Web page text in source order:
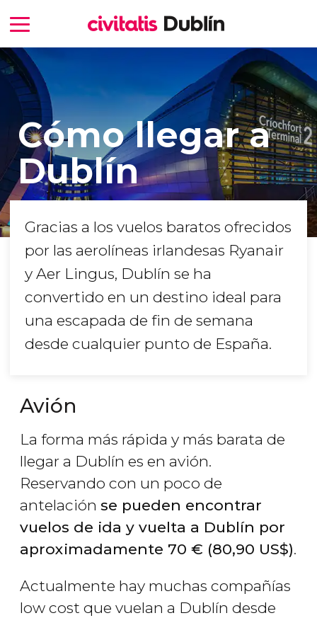
Cómo llegar a
Dublín
Gracias a los vuelos baratos ofrecidos
por las aerolíneas irlandesas Ryanair
y Aer Lingus, Dublín se ha
convertido en un destino ideal para
una escapada de fin de semana
desde cualquier punto de España.
Avión
La forma más rápida y más barata de
llegar a Dublín es en avión.
Reservando con un poco de
antelación se pueden encontrar
vuelos de ida y vuelta a Dublín por
aproximadamente 70 € (80,90 US$).
Actualmente hay muchas compañías
low cost que vuelan a Dublín desde